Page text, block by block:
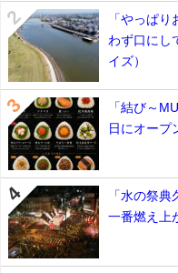
「やっぱ
わず口にし
イズ）
「結び～
日にオープ
「水の祭
一番燃え上